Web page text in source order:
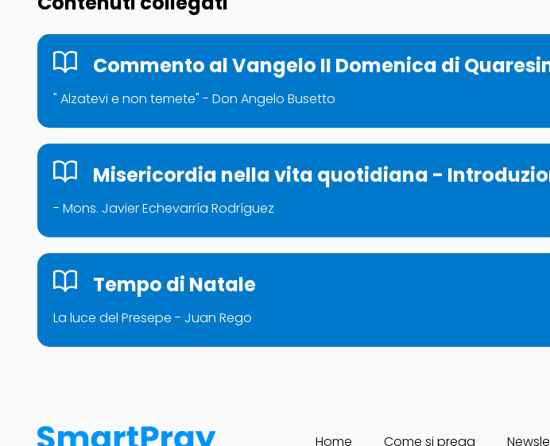
Commento al Vangelo II Domenica di
" Alzatevi e non temete" - Don Angelo Busetto
Misericordia nella vita quotidiana -
- Mons. Javier Echevarría Rodríguez
Tempo di Natale
La luce del Presepe - Juan Rego
Home Come si prega